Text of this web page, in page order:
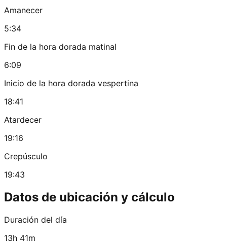
Amanecer
5:34
Fin de la hora dorada matinal
6:09
Inicio de la hora dorada vespertina
18:41
Atardecer
19:16
Crepúsculo
19:43
Datos de ubicación y cálculo
Duración del día
13h 41m